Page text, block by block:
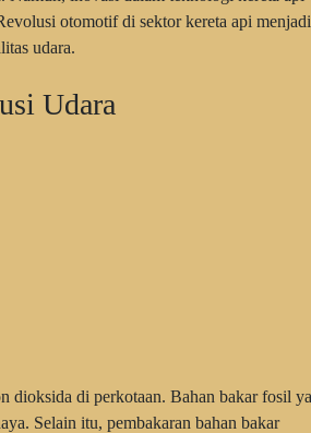
otomotif di sektor kereta api
udara.
Udara
dioksida di perkotaan. Bahan bakar fosil
Selain itu, pembakaran bahan bakar